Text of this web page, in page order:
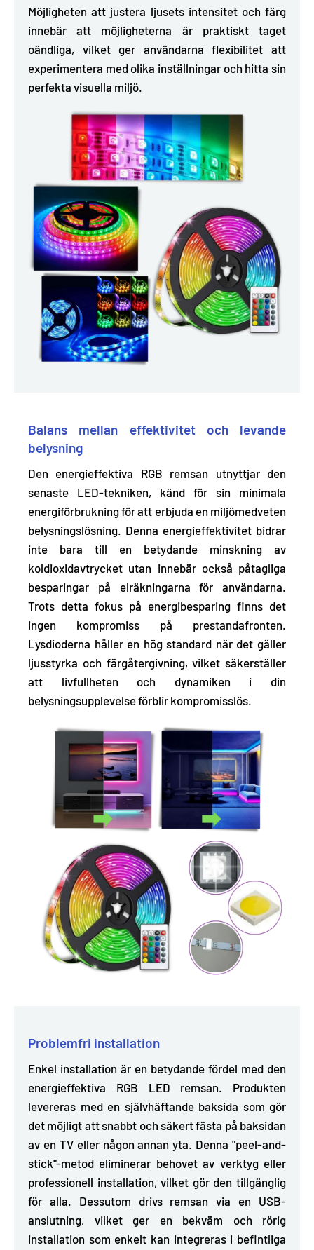
Möjligheten att justera ljusets intensitet och färg
innebär att möjligheterna är praktiskt taget
oändliga, vilket ger användarna flexibilitet att
experimentera med olika inställningar och hitta sin
perfekta visuella miljö.
Balans mellan effektivitet och levande
belysning
Den energieffektiva RGB remsan utnyttjar den
senaste LED-tekniken, känd för sin minimala
energiförbrukningför att erbjuda en miljömedveten
belysningslösning. Denna energieffektivitet bidrar
inte bara till en betydande minskning av
koldioxidavtrycket utan innebär också påtagliga
besparingar på elräkningarna för användarna.
Trots detta fokus på energibesparing finns det
ingen kompromiss på prestandafronten.
Lysdioderna håller en hög standard när det gäller
ljusstyrka och färgåtergivning, vilket säkerställer
att livfullheten och dynamiken i din
belysningsupplevelse förblir kompromisslös.
Problemfri installation
Enkel installation är en betydande fördel med den
energieffektiva RGB LED remsan. Produkten
levereras med en självhäftande baksida som gör
det möjligt att snabbt och säkert fästa på baksidan
av en TV eller någon annan yta. Denna "peel-and-
stick"-metod eliminerar behovet av verktyg eller
professionell installation, vilket gör den tillgänglig
för alla. Dessutom drivs remsan via en USB-
anslutning, vilket ger en bekväm och rörig
installation som enkelt kan integreras i befintliga